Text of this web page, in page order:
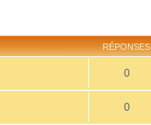
RÉPONSES
0
0